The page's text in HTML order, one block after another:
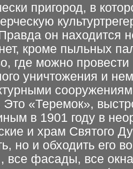
пригород, в
он находится
кроме пыльных
где можно
уничтожения и
и сооружени
Это «Теремок»,
в 1901 году в
и храм Святого
но и обходить его
все фасады, все